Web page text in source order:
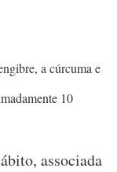
a cúrcuma e
10
associada